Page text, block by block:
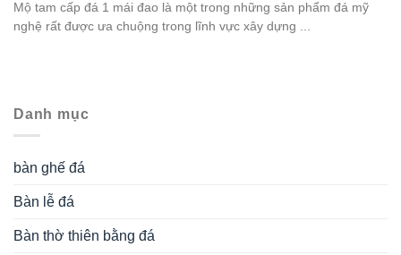
Mộ tam cấp đá 1 mái đao là một trong những sản phẩm đá mỹ
nghệ rất được ưa chuộng trong lĩnh vực xây dựng ...
Danh mục
bàn ghế đá
Bàn lễ đá
Bàn thờ thiên bằng đá